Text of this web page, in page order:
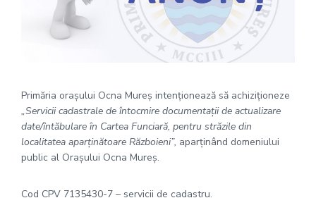
Primăria oraşului Ocna Mureş intenţionează să achiziţioneze
„Servicii cadastrale de întocmire documentații de actualizare
date/întăbulare în Cartea Funciară, pentru străzile din
localitatea aparținătoare Războieni”, aparținând domeniului
public al Orașului Ocna Mureș.
Cod CPV 7135430-7 – servicii de cadastru.